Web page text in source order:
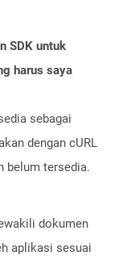
SDK untuk
harus saya
sebagai
dengan cURL
belum tersedia.
dokumen
aplikasi sesuai